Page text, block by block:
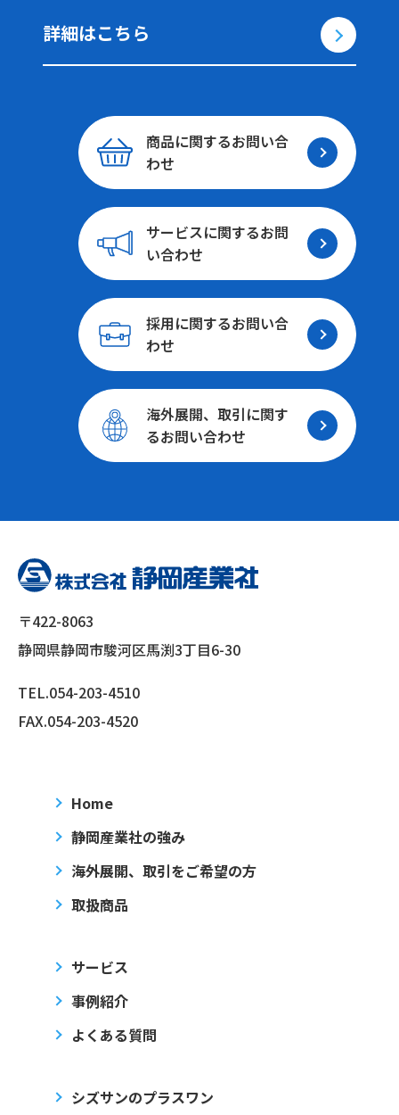
詳細はこちら
商品に関するお問い合
わせ
サービスに関するお問
い合わせ
採用に関するお問い合
わせ
海外展開、取引に関す
るお問い合わせ
〒422-8063
静岡県静岡市駿河区馬渕3丁目6-30
TEL.054-203-4510
FAX.054-203-4520
Home
静岡産業社の強み
海外展開、取引をご希望の方
取扱商品
サービス
事例紹介
よくある質問
シズサンのプラスワン